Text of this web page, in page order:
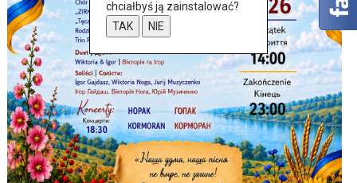
chciałbyś ją zainstalować?
TAK
NIE